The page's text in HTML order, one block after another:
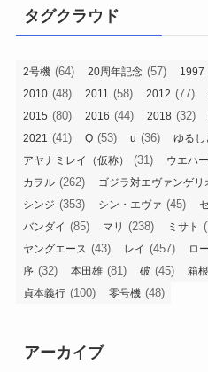
タグクラウド
2号機 (64) 20周年記念 (57) 1997
2010 (48) 2011 (58) 2012 (77)
2015 (80) 2016 (44) 2018 (32)
2021 (41) Q (53) u (36) ゆるし
アヤナミレイ（仮称） (31) ウエハ
カヲル (262) ゴジラ対エヴァンゲリ
シンジ (353) シン・エヴァ (45)
バンダイ (85) マリ (238) ミサト
ヤングエース (43) レイ (457) ロ
序 (32) 本田雄 (81) 破 (45) 箱根
貞本義行 (100) 零号機 (48)
アーカイブ